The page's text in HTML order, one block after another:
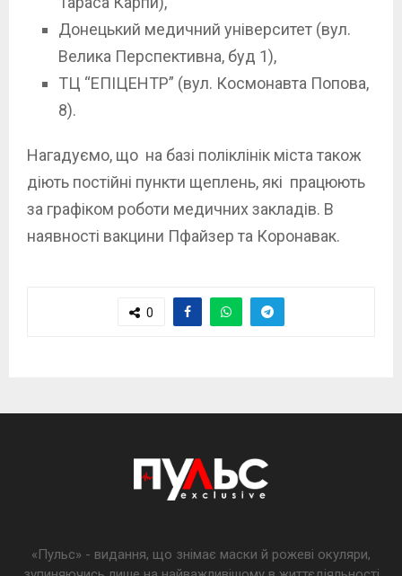
Донецький медичний університет (вул.
Велика Перспективна, буд 1),
ТЦ “ЕПІЦЕНТР” (вул. Космонавта Попова,
8).
Нагадуємо, що на базі поліклінік міста також
діють постійні пункти щеплень, які працюють
за графіком роботи медичних закладів. В
наявності вакцини Пфайзер та Коронавак.
0
«Пульс» - видання, що знімає маски й рожеві окуляри,